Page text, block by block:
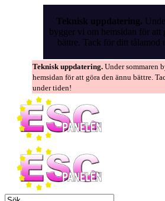
Teknisk uppdatering.
bygger vi om hemsidan för att
bättre. Tack för ditt tålamod
Teknisk uppdatering. Under sommaren
hemsidan för att göra den ännu bättre.
under tiden!